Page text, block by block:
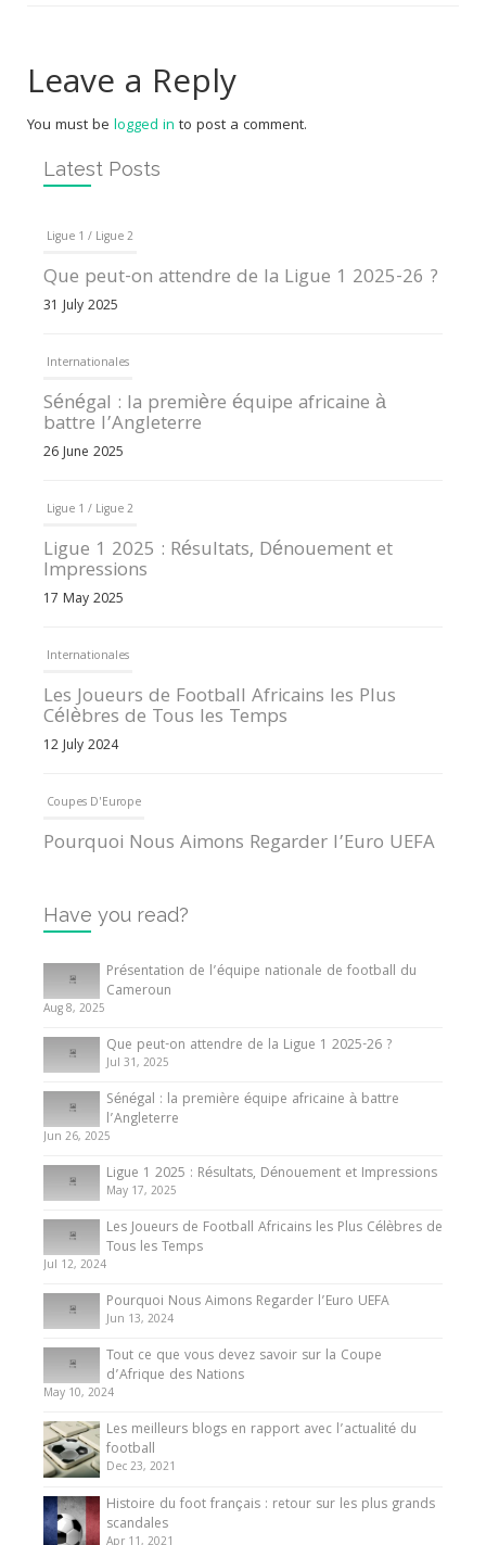
Leave a Reply
You must be logged in to post a comment.
Latest Posts
Ligue 1 / Ligue 2
Que peut-on attendre de la Ligue 1 2025-26 ?
31 July 2025
Internationales
Sénégal : la première équipe africaine à
battre l’Angleterre
26 June 2025
Ligue 1 / Ligue 2
Ligue 1 2025 : Résultats, Dénouement et
Impressions
17 May 2025
Internationales
Les Joueurs de Football Africains les Plus
Célèbres de Tous les Temps
12 July 2024
Coupes D'Europe
Pourquoi Nous Aimons Regarder l’Euro UEFA
Internationales
Tout ce que vous devez savoir sur la Coupe
d’Afrique des Nations
10 May 2024
Internationales
Présentation de l’équipe nationale de football
du Cameroun
8 August 2025
Have you read?
Présentation de l’équipe nationale de football du
Cameroun
Aug 8, 2025
Que peut-on attendre de la Ligue 1 2025-26 ?
Jul 31, 2025
Sénégal : la première équipe africaine à battre
l’Angleterre
Jun 26, 2025
Ligue 1 2025 : Résultats, Dénouement et Impressions
May 17, 2025
Les Joueurs de Football Africains les Plus Célèbres de
Tous les Temps
Jul 12, 2024
Pourquoi Nous Aimons Regarder l’Euro UEFA
Jun 13, 2024
Tout ce que vous devez savoir sur la Coupe
d’Afrique des Nations
May 10, 2024
Les meilleurs blogs en rapport avec l’actualité du
football
Dec 23, 2021
Histoire du foot français : retour sur les plus grands
scandales